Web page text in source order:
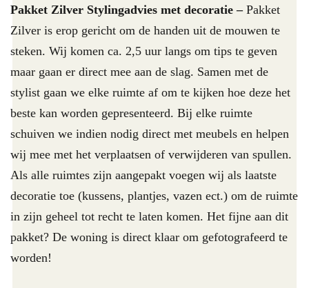
Pakket Zilver Stylingadvies met decoratie – Pakket
Zilver is erop gericht om de handen uit de mouwen te
steken. Wij komen ca. 2,5 uur langs om tips te geven
maar gaan er direct mee aan de slag. Samen met de
stylist gaan we elke ruimte af om te kijken hoe deze het
beste kan worden gepresenteerd. Bij elke ruimte
schuiven we indien nodig direct met meubels en helpen
wij mee met het verplaatsen of verwijderen van spullen.
Als alle ruimtes zijn aangepakt voegen wij als laatste
decoratie toe (kussens, plantjes, vazen ect.) om de ruimte
in zijn geheel tot recht te laten komen. Het fijne aan dit
pakket? De woning is direct klaar om gefotografeerd te
worden!